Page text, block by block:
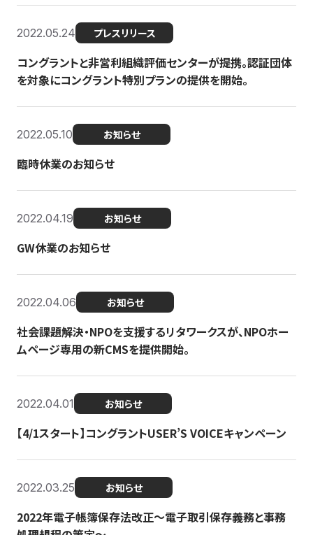
2022.05.24 プレスリリース
コングラントと非営利組織評価センターが提携。認証団体
を対象にコングラント特別プランの提供を開始。
2022.05.10 お知らせ
臨時休業のお知らせ
2022.04.19 お知らせ
GW休業のお知らせ
2022.04.06 お知らせ
社会課題解決・NPOを支援するリタワークスが、NPOホー
ムページ専用の新CMSを提供開始。
2022.04.01 お知らせ
【4/1スタート】コングラントUSER’S VOICEキャンペーン
2022.03.25 お知らせ
2022年電子帳簿保存法改正～電子取引保存義務と事務